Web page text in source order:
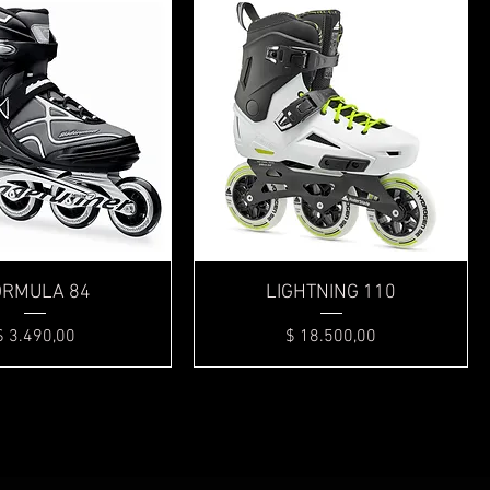
rápida84
3.490,00
Vista rápida
LIGHTNING 110
Precio
$ 18.500,00